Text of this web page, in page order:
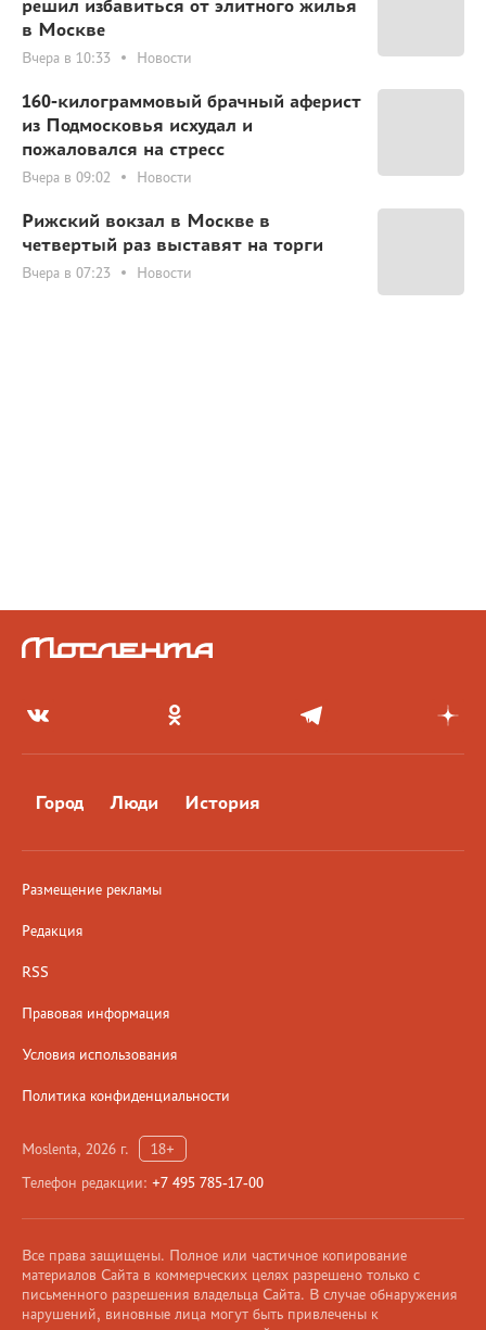
решил избавиться от элитного жилья
в Москве
Вчера в 10:33 Новости
160-килограммовый брачный аферист
из Подмосковья исхудал и
пожаловался на стресс
Вчера в 09:02 Новости
Рижский вокзал в Москве в
четвертый раз выставят на торги
Вчера в 07:23 Новости
Город Люди История
Размещение рекламы
Редакция
RSS
Правовая информация
Условия использования
Политика конфиденциальности
Moslenta, 2026 г.
18+
Телефон редакции: +7 495 785-17-00
Все права защищены. Полное или частичное копирование
материалов Сайта в коммерческих целях разрешено только с
письменного разрешения владельца Сайта. В случае обнаружения
нарушений, виновные лица могут быть привлечены к